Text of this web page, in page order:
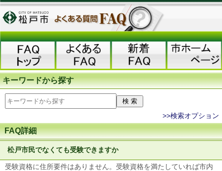
キーワードから探す
>>検索オプション
FAQ詳細
松戸市民でなくても受験できますか
受験資格に住所要件はありません。受験資格を満たしていれば市内